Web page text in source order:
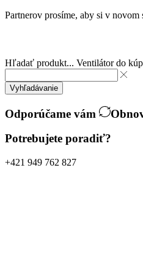
Partnerov prosíme, aby si v
Hľadať produkt... Ventilátor do
Vyhľadávanie
Odporúčame vám
Potrebujete poradiť?
+421 949 762 827